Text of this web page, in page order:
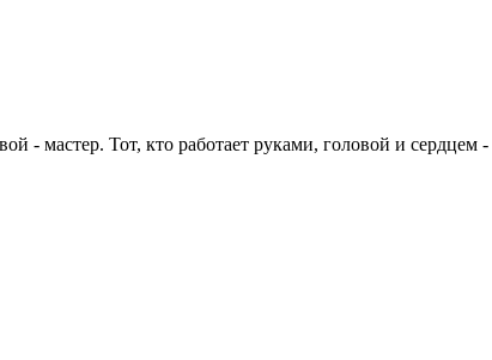
- мастер. Тот, кто работает руками, головой и сердцем